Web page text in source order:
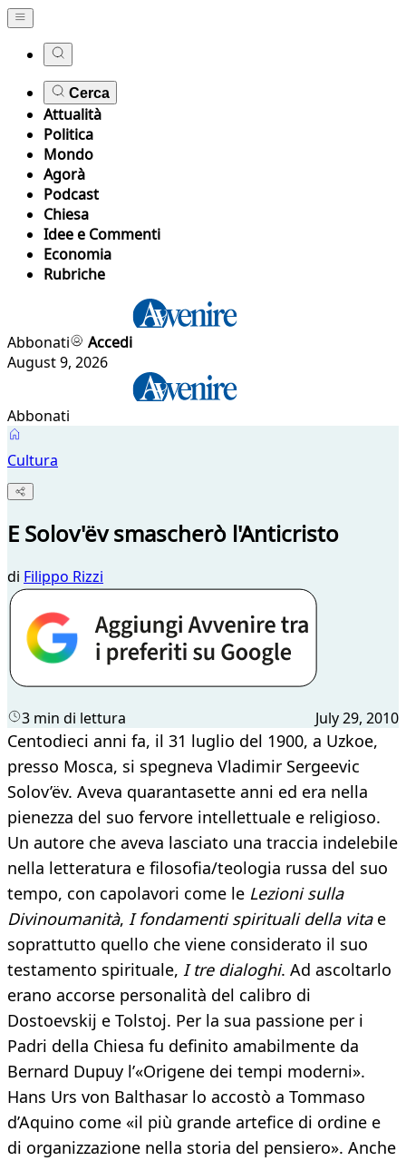
Cerca
Attualità
Politica
Mondo
Agorà
Podcast
Chiesa
Idee e Commenti
Economia
Rubriche
Abbonati
Accedi
August 9, 2026
Abbonati
Cultura
E Solov'ëv smascherò l'Anticristo
di Filippo Rizzi
3 min di lettura July 29, 2010
Centodieci anni fa, il 31 luglio del 1900, a Uzkoe,
presso Mosca, si spegneva Vladimir Sergeevic
Solov’ëv. Aveva quarantasette anni ed era nella
pienezza del suo fervore intellettuale e religioso.
Un autore che aveva lasciato una traccia indelebile
nella letteratura e filosofia/teologia russa del suo
tempo, con capolavori come le Lezioni sulla
Divinoumanità, I fondamenti spirituali della vita e
soprattutto quello che viene considerato il suo
testamento spirituale, I tre dialoghi. Ad ascoltarlo
erano accorse personalità del calibro di
Dostoevskij e Tolstoj. Per la sua passione per i
Padri della Chiesa fu definito amabilmente da
Bernard Dupuy l’«Origene dei tempi moderni».
Hans Urs von Balthasar lo accostò a Tommaso
d’Aquino come «il più grande artefice di ordine e
di organizzazione nella storia del pensiero». Anche